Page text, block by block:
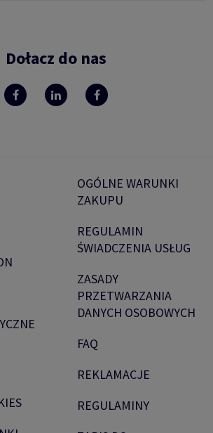
Dołacz do nas
OGÓLNE WARUNKI
ZAKUPU
REGULAMIN
ŚWIADCZENIA USŁUG
ZASADY
PRZETWARZANIA
DANYCH OSOBOWYCH
FAQ
REKLAMACJE
REGULAMINY